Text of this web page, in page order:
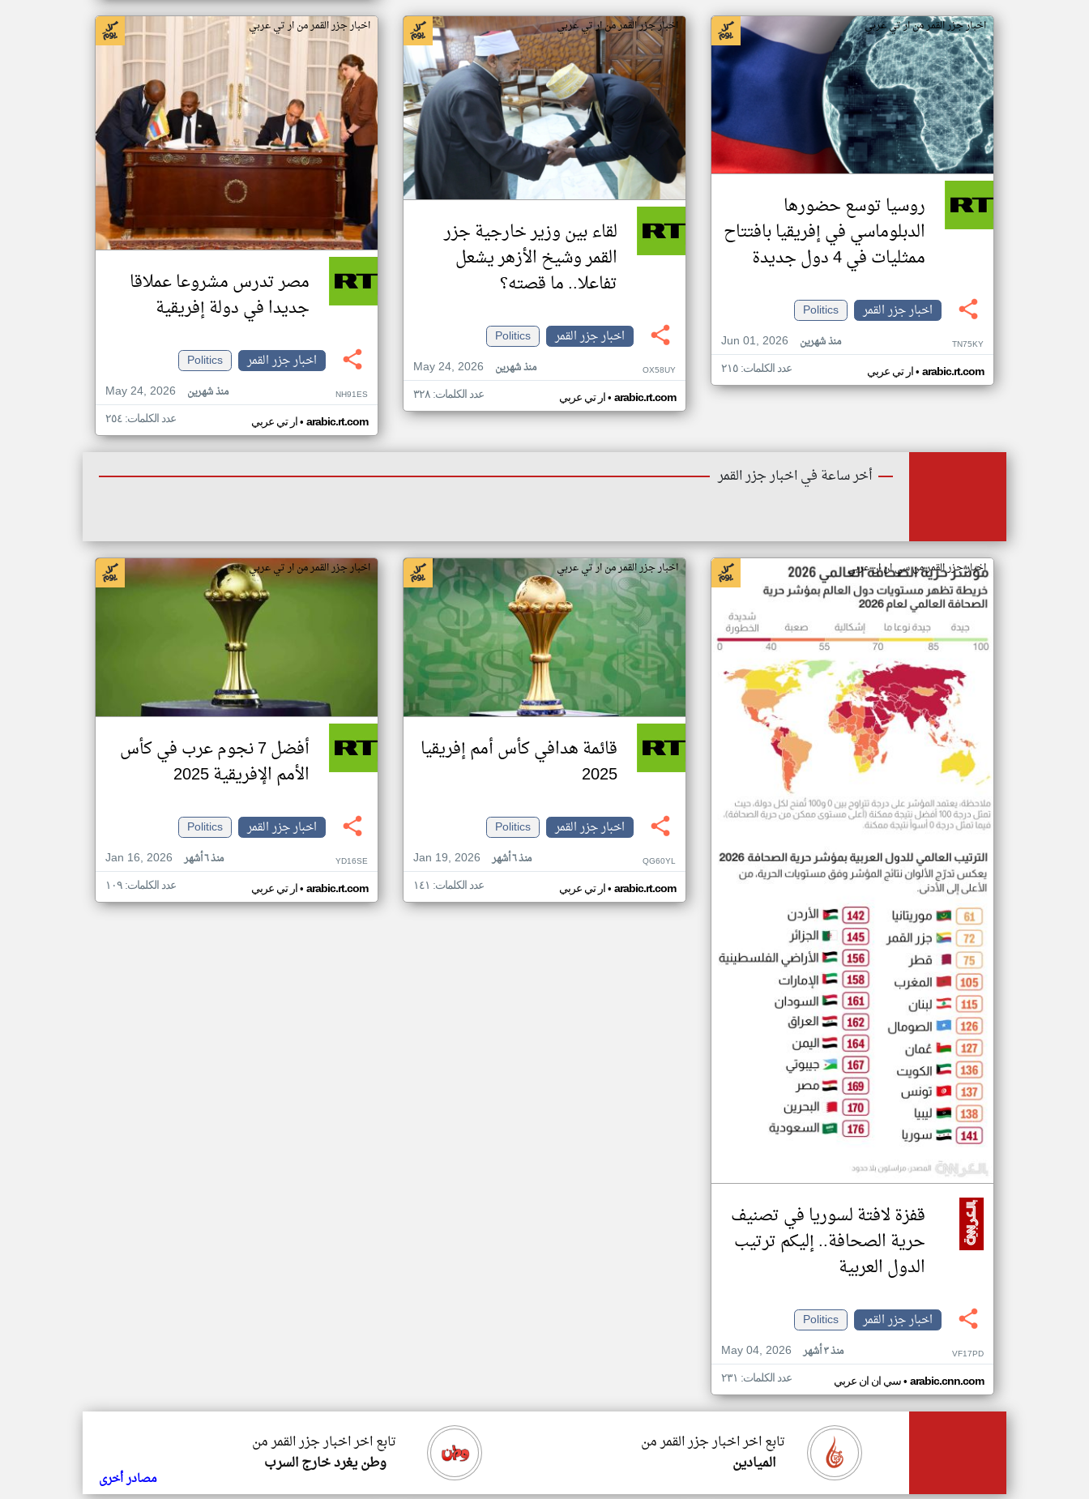
اخبار جزر القمر من ار تي عربي
روسيا توسع حضورها
الدبلوماسي في إفريقيا بافتتاح
ممثليات في 4 دول جديدة
اخبار جزر القمر
Politics
Jun 01, 2026
منذ شهرين TN75KY
ار تي عربي• arabic.rt.com عدد الكلمات: ٢١٥
اخبار جزر القمر من ار تي عربي
لقاء بين وزير خارجية جزر
القمر وشيخ الأزهر يشعل
تفاعلا.. ما قصته؟
اخبار جزر القمر
Politics
May 24, 2026
منذ شهرين OX58UY
ار تي عربي• arabic.rt.com عدد الكلمات: ٣٢٨
اخبار جزر القمر من ار تي عربي
مصر تدرس مشروعا عملاقا
جديدا في دولة إفريقية
اخبار جزر القمر
Politics
May 24, 2026
منذ شهرين NH91ES
ار تي عربي• arabic.rt.com عدد الكلمات: ٢٥٤
أخر ساعة في اخبار جزر القمر
اخبار جزر القمر من سي ان ان عربي
قفزة لافتة لسوريا في تصنيف
حرية الصحافة.. إليكم ترتيب
الدول العربية
اخبار جزر القمر
Politics
May 04, 2026
منذ ٣ أشهر VF17PD
سي ان ان عربي• arabic.cnn.com عدد الكلمات: ٢٣١
اخبار جزر القمر من ار تي عربي
قائمة هدافي كأس أمم إفريقيا
2025
اخبار جزر القمر
Politics
Jan 19, 2026
منذ ٦ أشهر QG60YL
ار تي عربي• arabic.rt.com عدد الكلمات: ١٤١
اخبار جزر القمر من ار تي عربي
أفضل 7 نجوم عرب في كأس
الأمم الإفريقية 2025
اخبار جزر القمر
Politics
Jan 16, 2026
منذ ٦ أشهر YD16SE
ار تي عربي• arabic.rt.com عدد الكلمات: ١٠٩
تابع اخر اخبار جزر القمر من
وطن يغرد خارج السرب
تابع اخر اخبار جزر القمر من
الميادين
مصادر أخرى